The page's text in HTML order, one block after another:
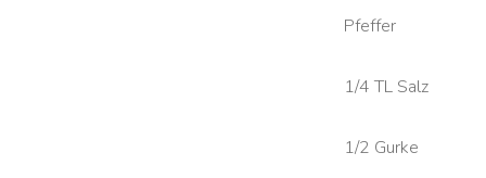
Pfeffer
1/4 TL Salz
1/2 Gurke